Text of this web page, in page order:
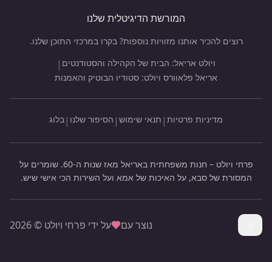
המורשת הדיגיטלית שלנו
רוצים להכיר אותנו מזוויות נוספות? בקרו במרכזי התוכן שלנו.
ויולט אריאל: הבית של הקהילה והסטודנטים |
אריאל פלאוורס ויולט: סטודיו הבוטיק והאמנות
מדיניות פרטיות | תנאי שימוש | הסיפור שלנו | בלוג
פרחי ויולט – חנות משפחתית באריאל מאז שנות ה-60. שומרים על
המסורת של סבא, על האיכות של אמא ועל השירות הכי אישי שיש.
נוצר עם על ידי פרחי ויולט ©2026